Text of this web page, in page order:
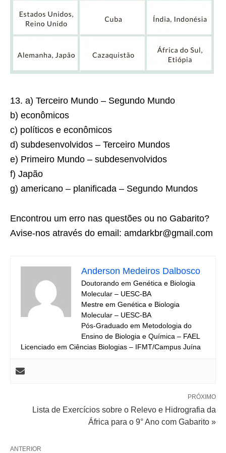
13. a) Terceiro Mundo – Segundo Mundo
b) econômicos
c) políticos e econômicos
d) subdesenvolvidos – Terceiro Mundos
e) Primeiro Mundo – subdesenvolvidos
f) Japão
g) americano – planificada – Segundo Mundos
Encontrou um erro nas questões ou no Gabarito?
Avise-nos através do email: amdarkbr@gmail.com
Anderson Medeiros Dalbosco
Doutorando em Genética e Biologia
Molecular – UESC-BA
Mestre em Genética e Biologia
Molecular – UESC-BA
Pós-Graduado em Metodologia do
Ensino de Biologia e Química – FAEL
Licenciado em Ciências Biologias – IFMT/Campus Juína
PRÓXIMO
Lista de Exercícios sobre o Relevo e Hidrografia da
África para o 9° Ano com Gabarito »
ANTERIOR